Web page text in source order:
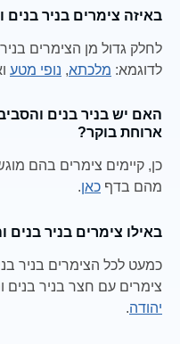
באיזה צימרים בניר
לחלק גדול מן הצימרים
לדוגמא: מלכתא, נופי מטע
האם יש בניר בנים
ארוחת בוקר?
כן, קיימים צימרים בהם
מהם בדף כאן.
באילו צימרים בניר
כמעט לכל הצימרים בניר
צימרים עם חצר בניר בנים
יהודה.